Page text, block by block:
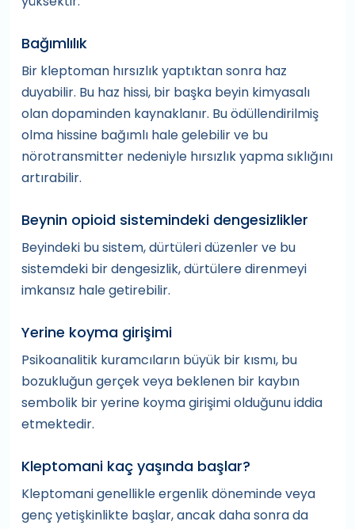
Bağımlılık
Bir kleptoman hırsızlık yaptıktan sonra haz
duyabilir. Bu haz hissi, bir başka beyin kimyasalı
olan dopaminden kaynaklanır. Bu ödüllendirilmiş
olma hissine bağımlı hale gelebilir ve bu
nörotransmitter nedeniyle hırsızlık yapma sıklığını
artırabilir.
Beynin opioid sistemindeki dengesizlikler
Beyindeki bu sistem, dürtüleri düzenler ve bu
sistemdeki bir dengesizlik, dürtülere direnmeyi
imkansız hale getirebilir.
Yerine koyma girişimi
Psikoanalitik kuramcıların büyük bir kısmı, bu
bozukluğun gerçek veya beklenen bir kaybın
sembolik bir yerine koyma girişimi olduğunu iddia
etmektedir.
Kleptomani kaç yaşında başlar?
Kleptomani genellikle ergenlik döneminde veya
genç yetişkinlikte başlar, ancak daha sonra da